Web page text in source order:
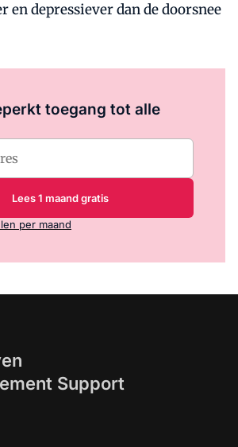
en depressiever dan de doorsnee
toegang tot alle
Lees 1 maand gratis
per maand
Support